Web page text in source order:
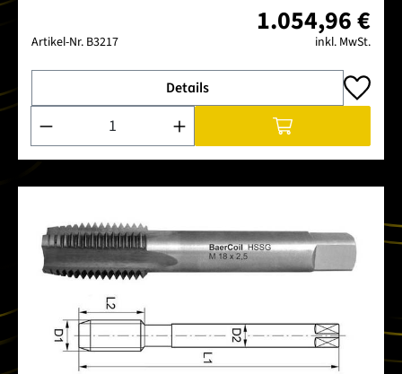
Artikel-Nr. B3217
1.054,96 €
inkl. MwSt.
Details
Produkt Anzahl: Gib den gewünschten Wert ein oder